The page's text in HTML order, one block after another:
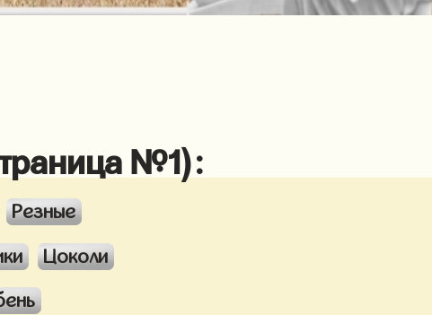
№1):
Резные
Цоколи